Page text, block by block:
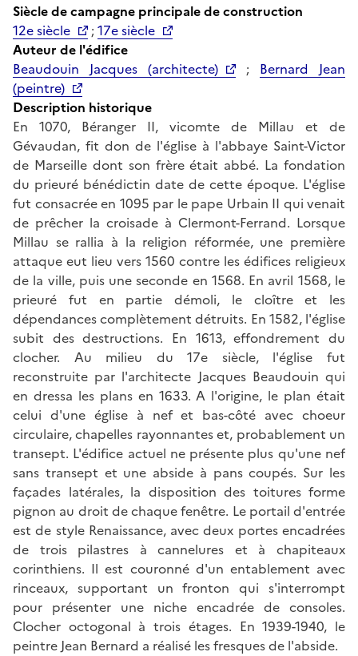
Siècle de campagne principale de construction
12e siècle
;17e siècle
Auteur de l'édifice
Beaudouin Jacques (architecte)
; Bernard Jean
(peintre)
Description historique
En 1070, Béranger II, vicomte de Millau et de
Gévaudan, fit don de l'église à l'abbaye Saint-Victor
de Marseille dont son frère était abbé. La fondation
du prieuré bénédictin date de cette époque. L'église
fut consacrée en 1095 par le pape Urbain II qui venait
de prêcher la croisade à Clermont-Ferrand. Lorsque
Millau se rallia à la religion réformée, une première
attaque eut lieu vers 1560 contre les édifices religieux
de la ville, puis une seconde en 1568. En avril 1568, le
prieuré fut en partie démoli, le cloître et les
dépendances complètement détruits. En 1582, l'église
subit des destructions. En 1613, effondrement du
clocher. Au milieu du 17e siècle, l'église fut
reconstruite par l'architecte Jacques Beaudouin qui
en dressa les plans en 1633. A l'origine, le plan était
celui d'une église à nef et bas-côté avec choeur
circulaire, chapelles rayonnantes et, probablement un
transept. L'édifice actuel ne présente plus qu'une nef
sans transept et une abside à pans coupés. Sur les
façades latérales, la disposition des toitures forme
pignon au droit de chaque fenêtre. Le portail d'entrée
est de style Renaissance, avec deux portes encadrées
de trois pilastres à cannelures et à chapiteaux
corinthiens. Il est couronné d'un entablement avec
rinceaux, supportant un fronton qui s'interrompt
pour présenter une niche encadrée de consoles.
Clocher octogonal à trois étages. En 1939-1940, le
peintre Jean Bernard a réalisé les fresques de l'abside.